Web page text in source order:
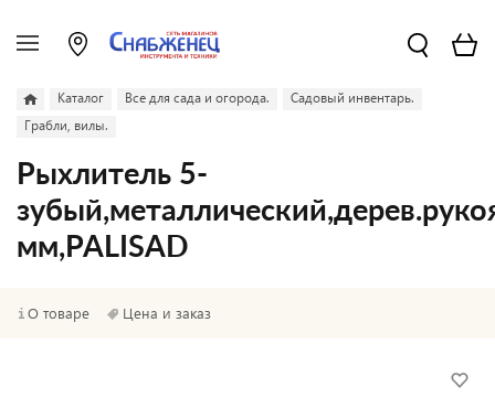
Каталог Все для сада и огорода.
Садовый инвентарь.
Грабли, вилы.
Рыхлитель 5-
мм,PALISAD
О товаре Цена и заказ